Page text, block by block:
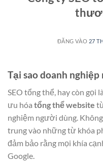
ĐĂNG VÀO 27
Tại sao doanh nghiệp
SEO tổng thể, hay còn gọi
ưu hóa tổng thể website
nghiệm người dùng.
trung vào những từ khóa
đảm bảo rằng mọi khía
Google.